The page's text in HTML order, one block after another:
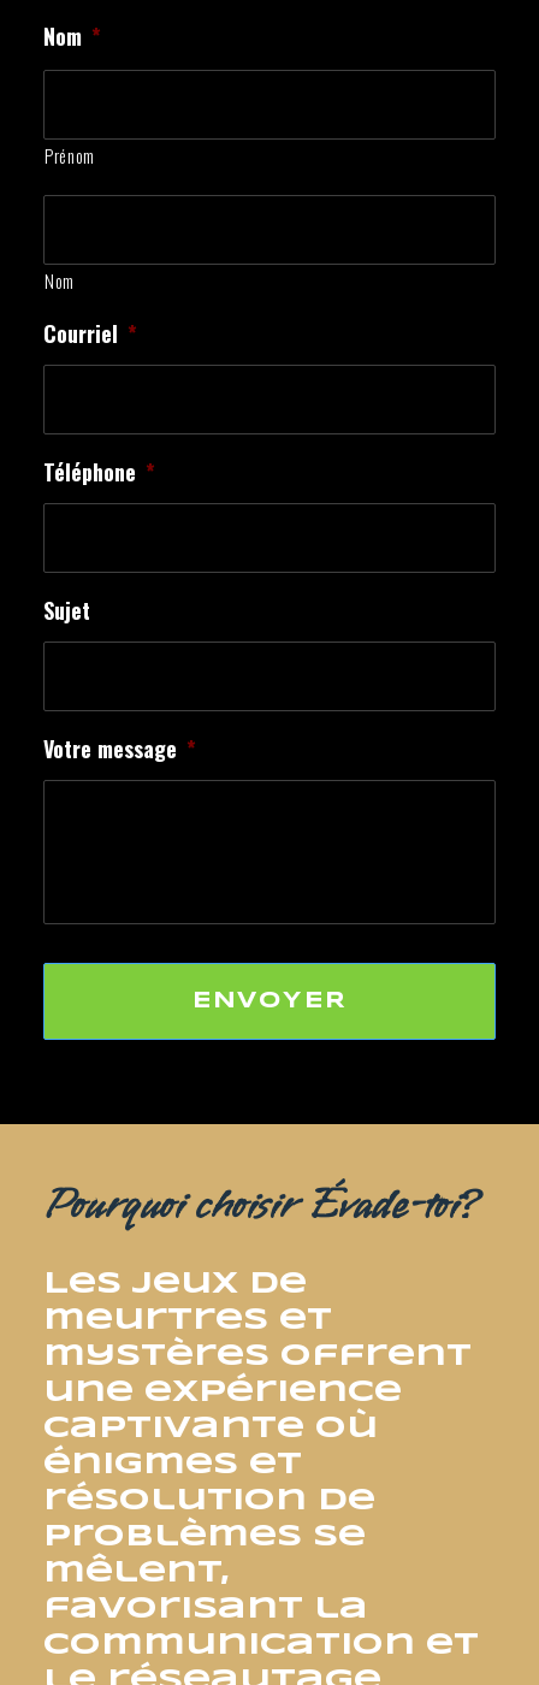
Nom *
Prénom
Nom
Courriel *
Téléphone *
Sujet
Votre message *
Pourquoi choisir Évade-toi?
Les jeux de
meurtres et
mystères offrent
une expérience
captivante où
énigmes et
résolution de
problèmes se
mêlent,
favorisant la
communication et